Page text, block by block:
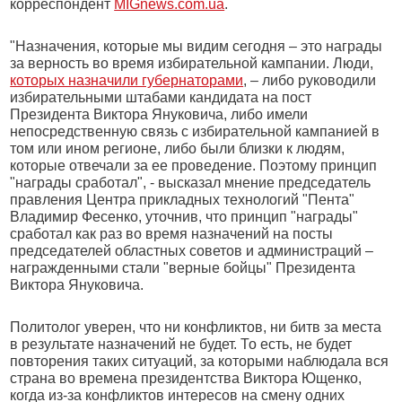
корреспондент MIGnews.com.ua.
"Назначения, которые мы видим сегодня – это награды
за верность во время избирательной кампании. Люди,
которых назначили губернаторами, – либо руководили
избирательными штабами кандидата на пост
Президента Виктора Януковича, либо имели
непосредственную связь с избирательной кампанией в
том или ином регионе, либо были близки к людям,
которые отвечали за ее проведение. Поэтому принцип
"награды сработал", - высказал мнение председатель
правления Центра прикладных технологий "Пента"
Владимир Фесенко, уточнив, что принцип "награды"
сработал как раз во время назначений на посты
председателей областных советов и администраций –
награжденными стали "верные бойцы" Президента
Виктора Януковича.
Политолог уверен, что ни конфликтов, ни битв за места
в результате назначений не будет. То есть, не будет
повторения таких ситуаций, за которыми наблюдала вся
страна во времена президентства Виктора Ющенко,
когда из-за конфликтов интересов на смену одних